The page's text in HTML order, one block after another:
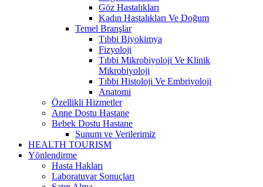
Göz Hastalıkları
Kadın Hastalıkları Ve Doğum
Temel Branşlar
Tıbbi Biyokimya
Fizyoloji
Tıbbi Mikrobiyoloji Ve Klinik
Mikrobiyoloji
Tıbbi Histoloji Ve Embriyoloji
Anatomi
Özellikli Hizmetler
Anne Dostu Hastane
Bebek Dostu Hastane
Sunum ve Verilerimiz
HEALTH TOURISM
Yönlendirme
Hasta Hakları
Laboratuvar Sonuçları